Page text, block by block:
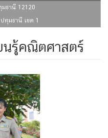
มธานี 12120
ทุมธานี เขต 1
นรู้คณิตศาสตร์